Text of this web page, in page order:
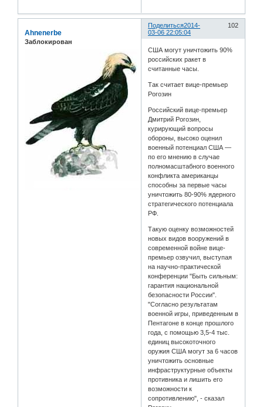
Поделиться 102
2014-
03-06 22:05:04
Ahnenerbe
Заблокирован
США могут уничтожить 90%
российских ракет в
считанные часы.
Так считает вице-премьер
Рогозин
Российский вице-премьер
Дмитрий Рогозин,
курирующий вопросы
обороны, высоко оценил
военный потенциал США —
по его мнению в случае
полномасштабного военного
конфликта американцы
способны за первые часы
уничтожить 80-90% ядерного
стратегического потенциала
РФ.
Такую оценку возможностей
новых видов вооружений в
современной войне вице-
премьер озвучил, выступая
на научно-практической
конференции "Быть сильным:
гарантия национальной
безопасности России".
"Согласно результатам
военной игры, приведенным в
Пентагоне в конце прошлого
года, с помощью 3,5-4 тыс.
единиц высокоточного
оружия США могут за 6 часов
уничтожить основные
инфраструктурные объекты
противника и лишить его
возможности к
сопротивлению", - сказал